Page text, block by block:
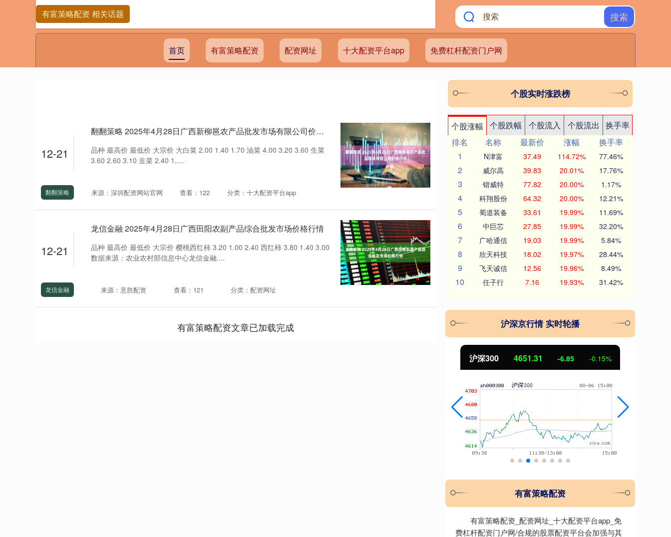
搜索
首页 有富策略配资 配资网址 十大配资平台app 免费杠杆配资门户网
有富策略配资 相关话题
12-21
翻翻策略 2025年4月28日广西新柳邕农产品批发市场有限公司价格行情
品种 最高价 最低价 大宗价 大白菜 2.00 1.40 1.70 油菜 4.00 3.20 3.60 生菜
3.60 2.60 3.10 韭菜 2.40 1.....
翻翻策略 来源：深圳配资网站官网 查看：122 分类：十大配资平台app
12-21
龙信金融 2025年4月28日广西田阳农副产品综合批发市场价格行情
品种 最高价 最低价 大宗价 樱桃西红柿 3.20 1.00 2.40 西红柿 3.80 1.40 3.00
数据来源：农业农村部信息中心龙信金融....
龙信金融 来源：意胜配资 查看：121 分类：配资网址
有富策略配资文章已加载完成
个股实时涨跌榜
个股涨幅 个股跌幅 个股流入 个股流出
换手率
排名
名称 最新价 涨幅
换手率
1
N津富 37.49 114.72% 77.46%
2 威尔高 39.83 20.01% 17.76%
3 锴威特 77.82 20.00% 1.17%
4 科翔股份 64.32 20.00% 12.21%
5 蜀道装备 33.61 19.99% 11.69%
6 中巨芯 27.85 19.99% 32.20%
7 广哈通信 19.03 19.99% 5.84%
8 欣天科技 18.02 19.97% 28.44%
9 飞天诚信 12.56 19.96% 8.49%
10 任子行 7.16 19.93% 31.42%
沪深京行情 实时轮播
沪深300 4651.31 -6.85 -0.15%
有富策略配资
有富策略配资_配资网址_十大配资平台app_免
费杠杆配资门户网/合规的股票配资平台会加强与其